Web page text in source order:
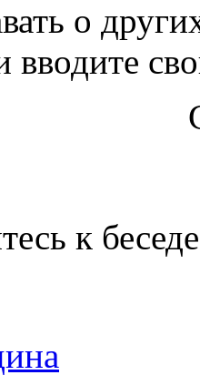
о
вводите
к